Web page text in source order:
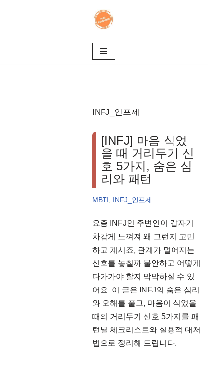
INFJ_인프제
[INFJ] 마음 식었
을 때 거리두기 신
호 5가지, 숨은 심
리와 패턴
MBTI INFJ_인프제
요즘 INFJ인 주변인이 갑자기
차갑게 느껴져 왜 그런지 고민
하고 계시죠, 관계가 멀어지는
신호를 놓칠까 불안하고 어떻게
다가가야 할지 막막하실 수 있
어요. 이 글은 INFJ의 숨은 심리
와 오해를 풀고, 마음이 식었을
때의 거리두기 신호 5가지를 패
턴별 체크리스트와 실용적 대처
법으로 정리해 드립니다.